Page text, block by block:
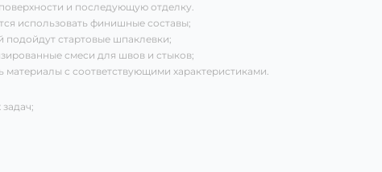
и последующую отделку.
использовать финишные составы;
подойдут стартовые шпаклевки;
смеси для швов и стыков;
с соответствующими характеристиками.